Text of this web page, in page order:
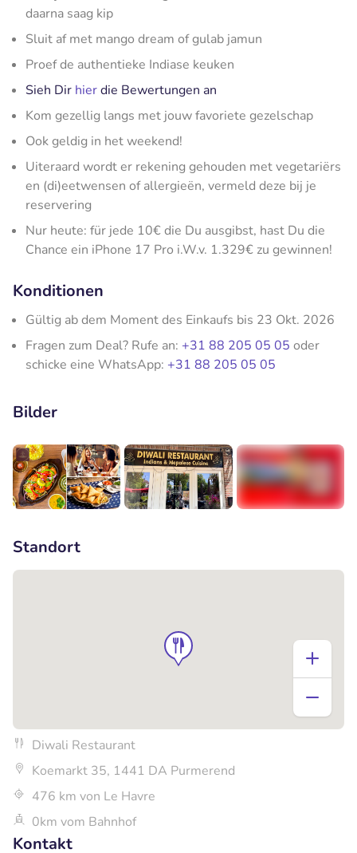
daarna saag kip
Sluit af met mango dream of gulab jamun
Proef de authentieke Indiase keuken
Sieh Dir hierdie Bewertungen an
Kom gezellig langs met jouw favoriete gezelschap
Ook geldig in het weekend!
Uiteraard wordt er rekening gehouden met vegetariërs
en (di)eetwensen of allergieën, vermeld deze bij je
reservering
Nur heute: für jede 10€ die Du ausgibst, hast Du die
Chance ein iPhone 17 Pro i.W.v. 1.329€ zu gewinnen!
Konditionen
Gültig ab dem Moment des Einkaufs bis 23 Okt. 2026
Fragen zum Deal? Rufe an: +31 88 205 05 05 oder
schicke eine WhatsApp: +31 88 205 05 05
Bilder
Standort
Diwali Restaurant
Koemarkt 35, 1441 DA Purmerend
476 km von Le Havre
0km vom Bahnhof
Kontakt